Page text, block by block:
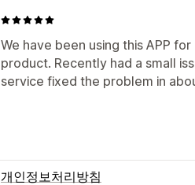
We have been using this APP
product. Recently had a small
service fixed the problem in
개인정보처리방침